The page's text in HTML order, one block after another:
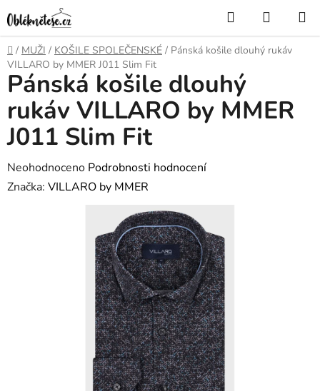
na
obsah
Hledat
KOŠÍK
Domů
/ MUŽI / KOŠILE SPOLEČENSKÉ / Pánská košile dlouhý rukáv
VILLARO by MMER J011 Slim Fit
Pánská košile dlouhý
rukáv VILLARO by MMER
J011 Slim Fit
Průměrné
hodnocení
Neohodnoceno Podrobnosti hodnocení
Značka: VILLARO by MMER